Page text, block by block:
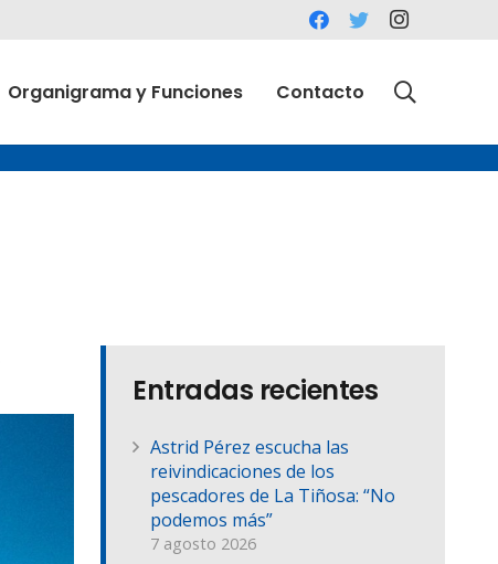
Organigrama y Funciones Contacto
Entradas recientes
Astrid Pérez escucha las
reivindicaciones de los
pescadores de La Tiñosa: “No
podemos más”
7 agosto 2026